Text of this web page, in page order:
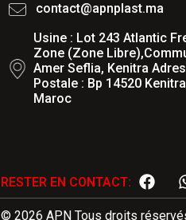
contact@apnplast.ma
Usine : Lot 243 Atlantic
Zone (Zone
Amer Seflia, Kenitra
Postale : Bp 14520
Maroc
RESTER EN CONTACT:
© 2026 APN Tous droits